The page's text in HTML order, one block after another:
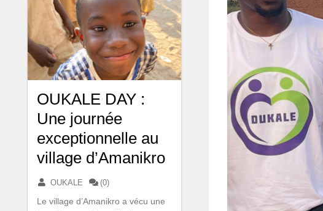
OUKALE DAY :
Une journée
exceptionnelle au
village d’Amanikro
OUKALE (0)
Le village d’Amanikro a vécu une